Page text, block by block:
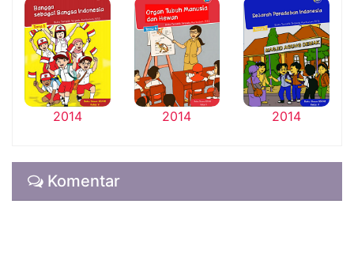
2014 2014 2014
Komentar